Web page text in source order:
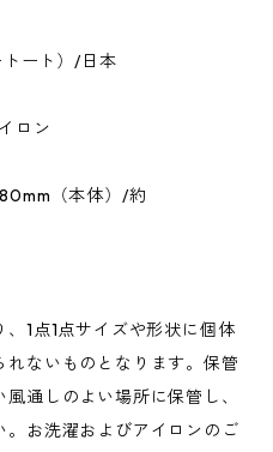
トート）/日本
ロン
（本体）/約
1点1点サイズや形状に個体
ないものとなります。保管
通しのよい場所に保管し、
お洗濯およびアイロンのご